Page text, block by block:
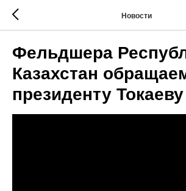
Новости
Фельдшера
Казахстан
президенту